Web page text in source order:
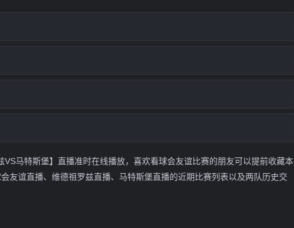
马特斯堡】直播准时在线播放，喜欢看球会友谊比赛的朋友可以提前收藏本
友谊直播、维德祖罗兹直播、马特斯堡直播的近期比赛列表以及两队历史交